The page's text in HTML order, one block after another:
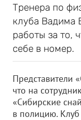
Тренера по
клуба Вадима
работы за то,
себе в номер.
Представители
что на
«Сибирские
в полицию. Клуб